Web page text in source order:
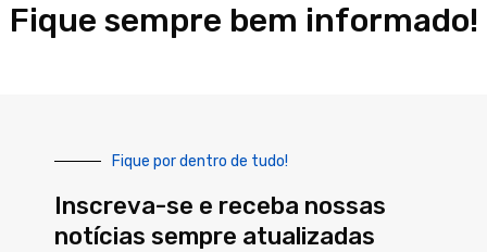
Fique sempre bem informado!
Fique por dentro de tudo!
Inscreva-se e receba nossas
notícias sempre atualizadas